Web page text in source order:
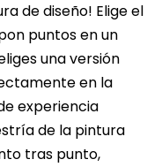
de diseño! Elige el
puntos en un
una versión
en la
experiencia
de la pintura
tras punto,